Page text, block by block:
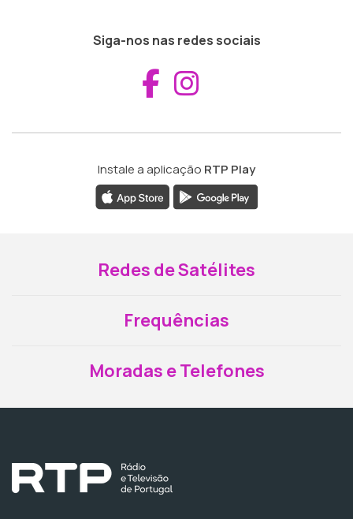
Siga-nos nas redes sociais
Aceder ao
Instale a aplicação RTP Play
Redes de Satélites
Frequências
Moradas e Telefones